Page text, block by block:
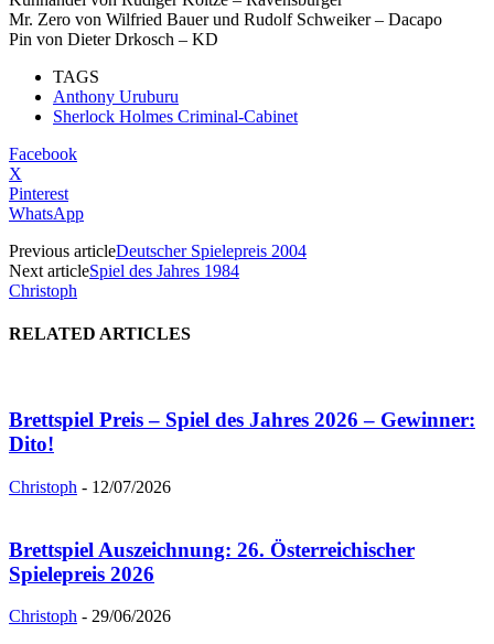
Mr. Zero von Wilfried Bauer und Rudolf Schweiker – Dacapo
Pin von Dieter Drkosch – KD
TAGS
Anthony Uruburu
Sherlock Holmes Criminal-Cabinet
Facebook
X
Pinterest
WhatsApp
Previous articleDeutscher Spielepreis 2004
Next articleSpiel des Jahres 1984
Christoph
RELATED ARTICLES
Brettspiel Preis – Spiel des Jahres 2026 – Gewinner:
Dito!
Christoph - 12/07/2026
Brettspiel Auszeichnung: 26. Österreichischer
Spielepreis 2026
Christoph - 29/06/2026